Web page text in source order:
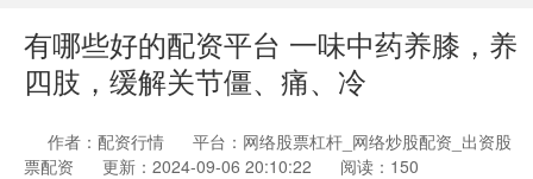
有哪些好的配资平台 一味中药养膝，养
四肢，缓解关节僵、痛、冷
作者：配资行情
平台：网络股票杠杆_网络炒股配资_出资股
票配资
更新：2024-09-06 20:10:22 阅读：150